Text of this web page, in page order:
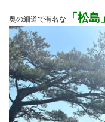
奥の細道で有名な 「松島」